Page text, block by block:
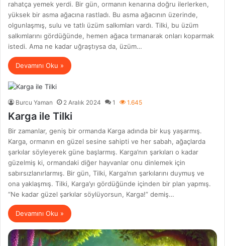
rahatça yemek yerdi. Bir gün, ormanın kenarına doğru ilerlerken,
yüksek bir asma ağacına rastladı. Bu asma ağacının üzerinde,
olgunlaşmış, sulu ve tatlı üzüm salkımları vardı. Tilki, bu üzüm
salkımlarını gördüğünde, hemen ağaca tırmanarak onları koparmak
istedi. Ama ne kadar uğraştıysa da, üzüm…
Devamını Oku »
Burcu Yaman 2 Aralık 2024 1 1.645
Karga ile Tilki
Bir zamanlar, geniş bir ormanda Karga adında bir kuş yaşarmış.
Karga, ormanın en güzel sesine sahipti ve her sabah, ağaçlarda
şarkılar söyleyerek güne başlarmış. Karga’nın şarkıları o kadar
güzelmiş ki, ormandaki diğer hayvanlar onu dinlemek için
sabırsızlanırlarmış. Bir gün, Tilki, Karga’nın şarkılarını duymuş ve
ona yaklaşmış. Tilki, Karga’yı gördüğünde içinden bir plan yapmış.
“Ne kadar güzel şarkılar söylüyorsun, Karga!” demiş…
Devamını Oku »